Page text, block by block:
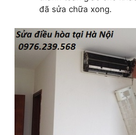
đã sửa chữa xong.